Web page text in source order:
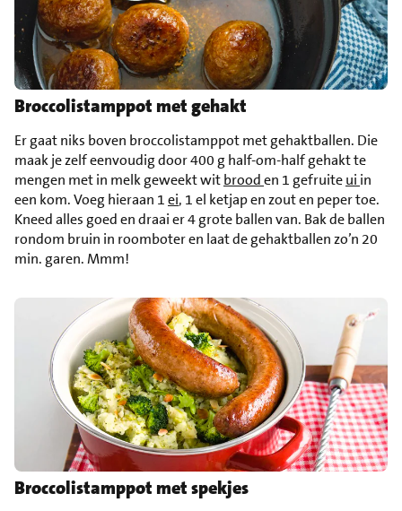
Broccolistamppot met gehakt
Er gaat niks boven broccolistamppot met gehaktballen. Die
maak je zelf eenvoudig door 400 g half-om-half gehakt te
mengen met in melk geweekt witbrooden 1 gefruiteui in
een kom. Voeg hieraan 1ei, 1 el ketjap en zout en peper toe.
Kneed alles goed en draai er 4 grote ballen van. Bak de ballen
rondom bruin in roomboter en laat de gehaktballen zo’n 20
min. garen. Mmm!
Broccolistamppot met spekjes